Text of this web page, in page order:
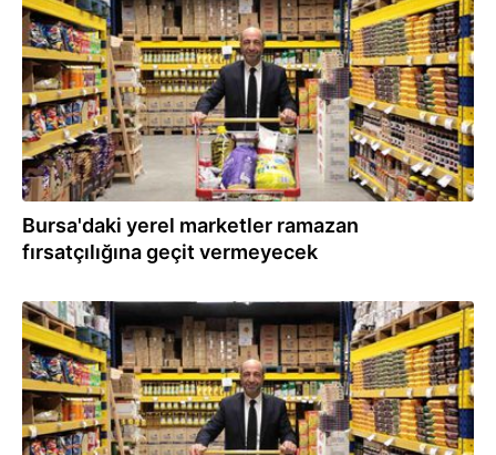
Bursa'daki yerel marketler ramazan
fırsatçılığına geçit vermeyecek
24.12.2022